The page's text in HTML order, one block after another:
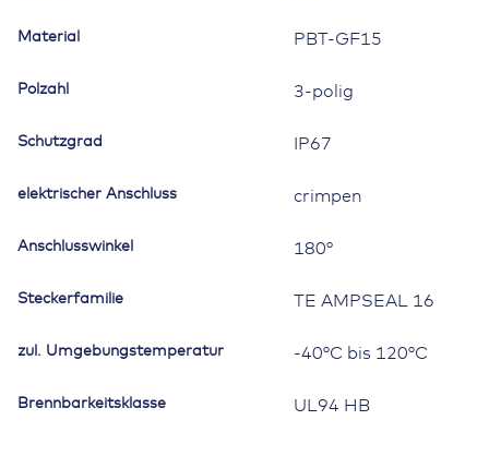
Material PBT-GF15
Polzahl 3-polig
Schutzgrad IP67
elektrischer Anschluss crimpen
Anschlusswinkel 180°
Steckerfamilie TE AMPSEAL 16
zul. Umgebungstemperatur -40°C bis 120°C
Brennbarkeitsklasse UL94 HB